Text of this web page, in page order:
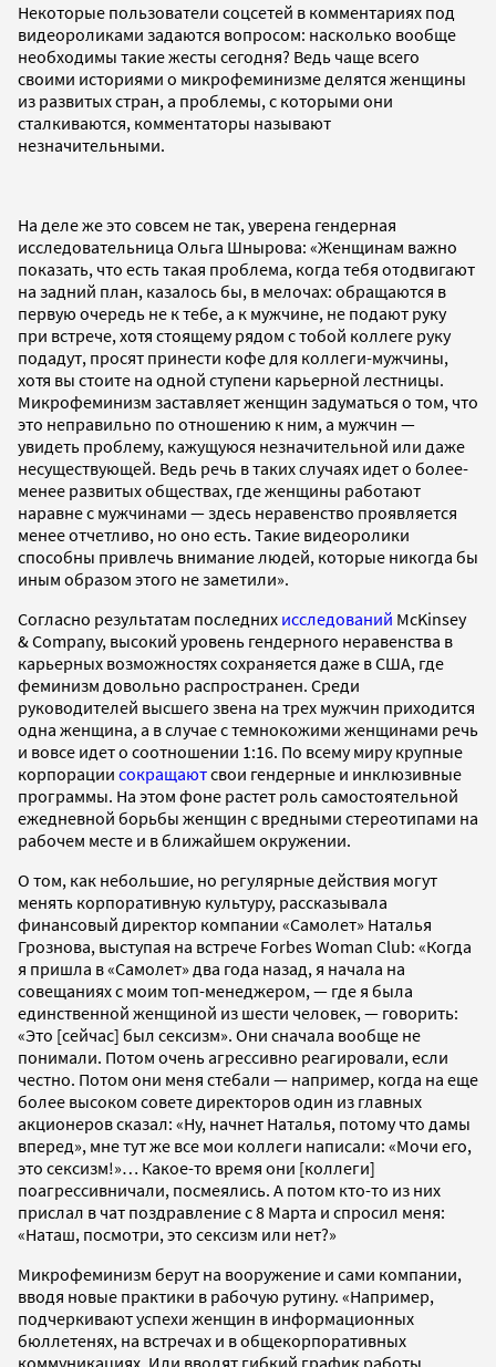
Некоторые пользователи соцсетей в комментариях под
видеороликами задаются вопросом: насколько вообще
необходимы такие жесты сегодня? Ведь чаще всего
своими историями о микрофеминизме делятся женщины
из развитых стран, а проблемы, с которыми они
сталкиваются, комментаторы называют
незначительными.
На деле же это совсем не так, уверена гендерная
исследовательница Ольга Шнырова: «Женщинам важно
показать, что есть такая проблема, когда тебя отодвигают
на задний план, казалось бы, в мелочах: обращаются в
первую очередь не к тебе, а к мужчине, не подают руку
при встрече, хотя стоящему рядом с тобой коллеге руку
подадут, просят принести кофе для коллеги-мужчины,
хотя вы стоите на одной ступени карьерной лестницы.
Микрофеминизм заставляет женщин задуматься о том, что
это неправильно по отношению к ним, а мужчин —
увидеть проблему, кажущуюся незначительной или даже
несуществующей. Ведь речь в таких случаях идет о более-
менее развитых обществах, где женщины работают
наравне с мужчинами — здесь неравенство проявляется
менее отчетливо, но оно есть. Такие видеоролики
способны привлечь внимание людей, которые никогда бы
иным образом этого не заметили».
Согласно результатам последних исследований McKinsey
& Company, высокий уровень гендерного неравенства в
карьерных возможностях сохраняется даже в США, где
феминизм довольно распространен. Среди
руководителей высшего звена на трех мужчин приходится
одна женщина, а в случае с темнокожими женщинами речь
и вовсе идет о соотношении 1:16. По всему миру крупные
корпорации сокращаютсвои гендерные и инклюзивные
программы. На этом фоне растет роль самостоятельной
ежедневной борьбы женщин с вредными стереотипами на
рабочем месте и в ближайшем окружении.
О том, как небольшие, но регулярные действия могут
менять корпоративную культуру, рассказывала
финансовый директор компании «Самолет» Наталья
Грознова, выступая на встрече Forbes Woman Club: «Когда
я пришла в «Самолет» два года назад, я начала на
совещаниях с моим топ-менеджером, — где я была
единственной женщиной из шести человек, — говорить:
«Это [сейчас] был сексизм». Они сначала вообще не
понимали. Потом очень агрессивно реагировали, если
честно. Потом они меня стебали — например, когда на еще
более высоком совете директоров один из главных
акционеров сказал: «Ну, начнет Наталья, потому что дамы
вперед», мне тут же все мои коллеги написали: «Мочи его,
это сексизм!»… Какое-то время они [коллеги]
поагрессивничали, посмеялись. А потом кто-то из них
прислал в чат поздравление с 8 Марта и спросил меня:
«Наташ, посмотри, это сексизм или нет?»
Микрофеминизм берут на вооружение и сами компании,
вводя новые практики в рабочую рутину. «Например,
подчеркивают успехи женщин в информационных
бюллетенях, на встречах и в общекорпоративных